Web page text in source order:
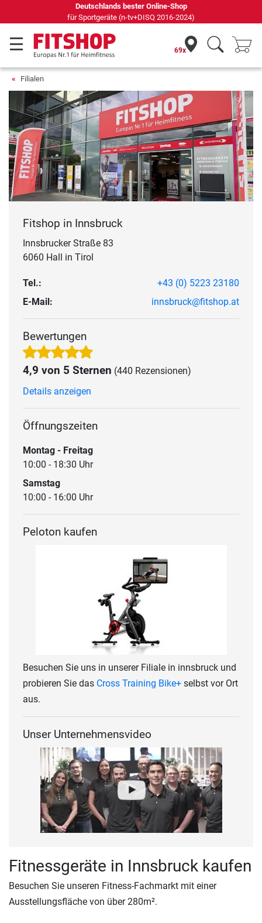
Deutschlands bester Online-Shop
für Sportgeräte (n-tv+DISQ 2016-2024)
69x
Filialen
Fitshop in Innsbruck
Innsbrucker Straße 83
6060 Hall in Tirol
Tel.:
+43 (0) 5223 23180
E-Mail:
innsbruck@fitshop.at
Bewertungen
4,9 von 5 Sternen (440 Rezensionen)
Details anzeigen
Öffnungszeiten
Montag - Freitag
10:00 - 18:30 Uhr
Samstag
10:00 - 16:00 Uhr
Peloton kaufen
Besuchen Sie uns in unserer Filiale in innsbruck und
probieren Sie das Cross Training Bike+ selbst vor Ort
aus.
Unser Unternehmensvideo
Fitnessgeräte in Innsbruck kaufen
Besuchen Sie unseren Fitness-Fachmarkt mit einer
Ausstellungsfläche von über 280m².